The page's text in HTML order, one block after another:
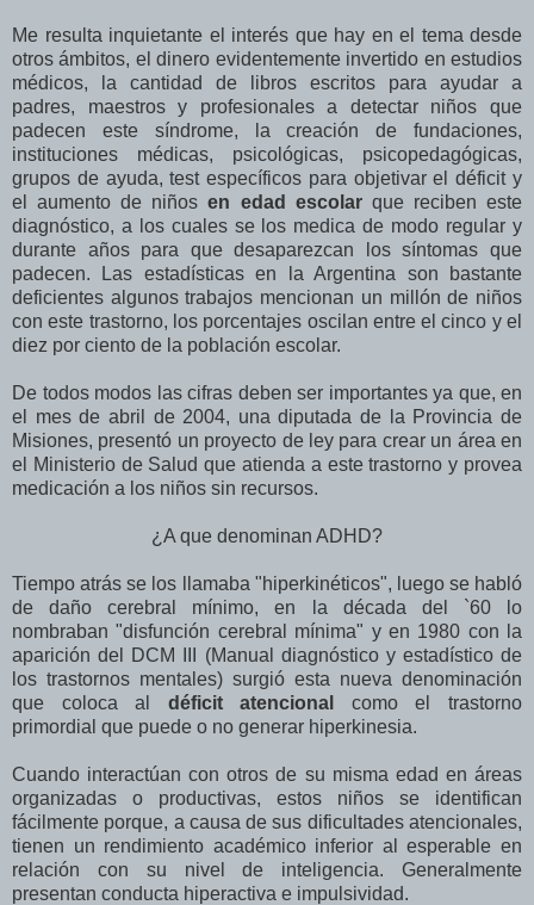
Me resulta inquietante el interés que hay en el tema desde
otros ámbitos, el dinero evidentemente invertido en estudios
médicos, la cantidad de libros escritos para ayudar a
padres, maestros y profesionales a detectar niños que
padecen este síndrome, la creación de fundaciones,
instituciones médicas, psicológicas, psicopedagógicas,
grupos de ayuda, test específicos para objetivar el déficit y
el aumento de niñosen edad escolarque reciben este
diagnóstico, a los cuales se los medica de modo regular y
durante años para que desaparezcan los síntomas que
padecen. Las estadísticas en la Argentina son bastante
deficientes algunos trabajos mencionan un millón de niños
con este trastorno, los porcentajes oscilan entre el cinco y el
diez por ciento de la población escolar.
De todos modos las cifras deben ser importantes ya que, en
el mes de abril de 2004, una diputada de la Provincia de
Misiones, presentó un proyecto de ley para crear un área en
el Ministerio de Salud que atienda a este trastorno y provea
medicación a los niños sin recursos.
¿A que denominan ADHD?
Tiempo atrás se los llamaba "hiperkinéticos", luego se habló
de daño cerebral mínimo, en la década del `60 lo
nombraban "disfunción cerebral mínima" y en 1980 con la
aparición del DCM III (Manual diagnóstico y estadístico de
los trastornos mentales) surgió esta nueva denominación
que coloca al déficit atencional
como el trastorno
primordial que puede o no generar hiperkinesia.
Cuando interactúan con otros de su misma edad en áreas
organizadas o productivas, estos niños se identifican
fácilmente porque, a causa de sus dificultades atencionales,
tienen un rendimiento académico inferior al esperable en
relación con su nivel de inteligencia. Generalmente
presentan conducta hiperactiva e impulsividad.